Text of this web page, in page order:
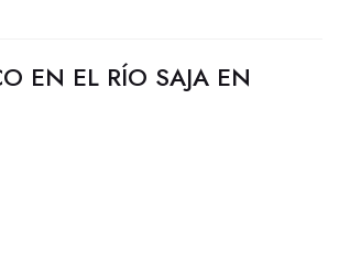
EN EL RÍO SAJA EN